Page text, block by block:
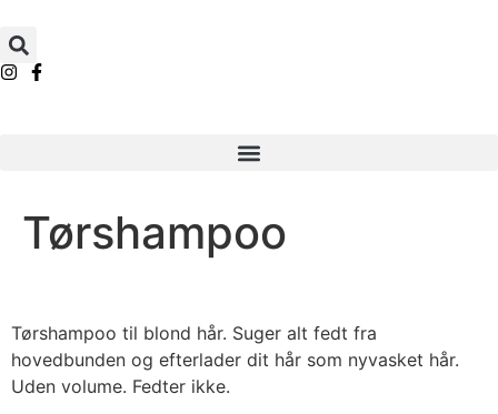
Tørshampoo
Tørshampoo til blond hår. Suger alt fedt fra
hovedbunden og efterlader dit hår som nyvasket hår.
Uden volume. Fedter ikke.